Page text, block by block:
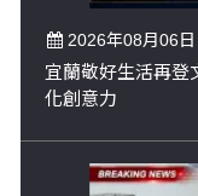
2026年08月06
宜蘭敬好生活再登
化創意力